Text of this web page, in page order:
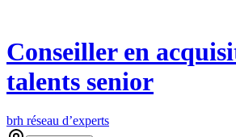
Conseiller en
talents senior
brh réseau d’experts